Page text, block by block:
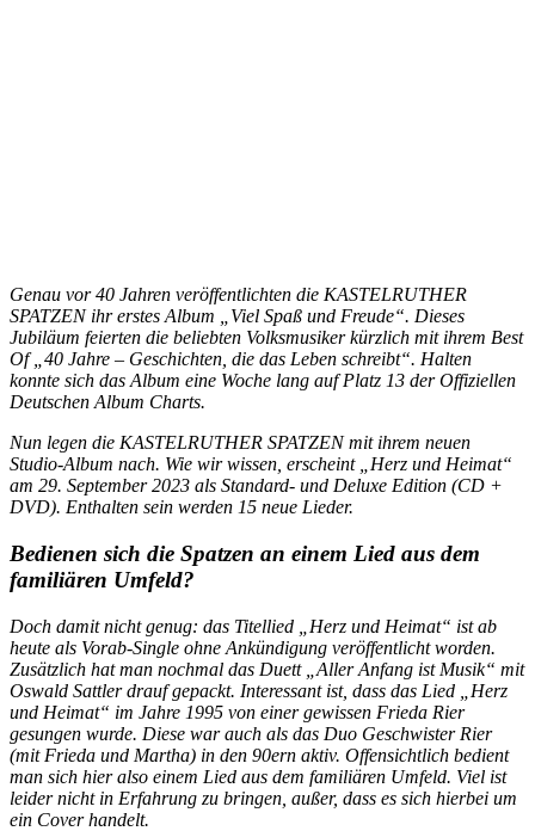
Genau vor 40 Jahren veröffentlichten die KASTELRUTHER
SPATZEN ihr erstes Album „Viel Spaß und Freude“. Dieses
Jubiläum feierten die beliebten Volksmusiker kürzlich mit ihrem Best
Of „40 Jahre – Geschichten, die das Leben schreibt“. Halten
konnte sich das Album eine Woche lang auf Platz 13 der Offiziellen
Deutschen Album Charts.
Nun legen die KASTELRUTHER SPATZEN mit ihrem neuen
Studio-Album nach. Wie wir wissen, erscheint „Herz und Heimat“
am 29. September 2023 als Standard- und Deluxe Edition (CD +
DVD). Enthalten sein werden 15 neue Lieder.
Bedienen sich die Spatzen an einem Lied aus dem
familiären Umfeld?
Doch damit nicht genug: das Titellied „Herz und Heimat“ ist ab
heute als Vorab-Single ohne Ankündigung veröffentlicht worden.
Zusätzlich hat man nochmal das Duett „Aller Anfang ist Musik“ mit
Oswald Sattler drauf gepackt. Interessant ist, dass das Lied „Herz
und Heimat“ im Jahre 1995 von einer gewissen Frieda Rier
gesungen wurde. Diese war auch als das Duo Geschwister Rier
(mit Frieda und Martha) in den 90ern aktiv. Offensichtlich bedient
man sich hier also einem Lied aus dem familiären Umfeld. Viel ist
leider nicht in Erfahrung zu bringen, außer, dass es sich hierbei um
ein Cover handelt.